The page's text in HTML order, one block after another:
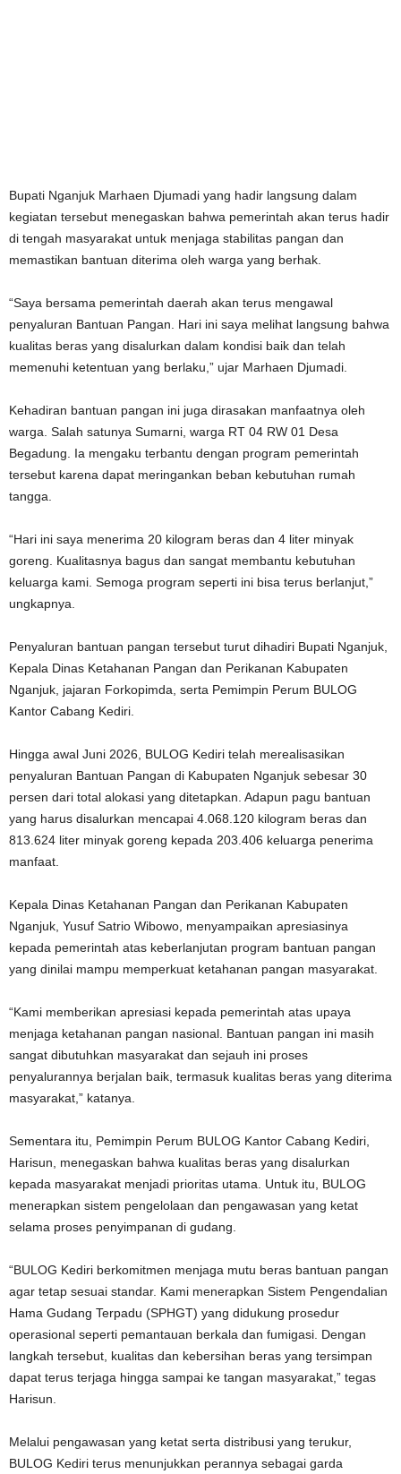
Bupati Nganjuk Marhaen Djumadi yang hadir langsung dalam
kegiatan tersebut menegaskan bahwa pemerintah akan terus hadir
di tengah masyarakat untuk menjaga stabilitas pangan dan
memastikan bantuan diterima oleh warga yang berhak.
“Saya bersama pemerintah daerah akan terus mengawal
penyaluran Bantuan Pangan. Hari ini saya melihat langsung bahwa
kualitas beras yang disalurkan dalam kondisi baik dan telah
memenuhi ketentuan yang berlaku,” ujar Marhaen Djumadi.
Kehadiran bantuan pangan ini juga dirasakan manfaatnya oleh
warga. Salah satunya Sumarni, warga RT 04 RW 01 Desa
Begadung. Ia mengaku terbantu dengan program pemerintah
tersebut karena dapat meringankan beban kebutuhan rumah
tangga.
“Hari ini saya menerima 20 kilogram beras dan 4 liter minyak
goreng. Kualitasnya bagus dan sangat membantu kebutuhan
keluarga kami. Semoga program seperti ini bisa terus berlanjut,”
ungkapnya.
Penyaluran bantuan pangan tersebut turut dihadiri Bupati Nganjuk,
Kepala Dinas Ketahanan Pangan dan Perikanan Kabupaten
Nganjuk, jajaran Forkopimda, serta Pemimpin Perum BULOG
Kantor Cabang Kediri.
Hingga awal Juni 2026, BULOG Kediri telah merealisasikan
penyaluran Bantuan Pangan di Kabupaten Nganjuk sebesar 30
persen dari total alokasi yang ditetapkan. Adapun pagu bantuan
yang harus disalurkan mencapai 4.068.120 kilogram beras dan
813.624 liter minyak goreng kepada 203.406 keluarga penerima
manfaat.
Kepala Dinas Ketahanan Pangan dan Perikanan Kabupaten
Nganjuk, Yusuf Satrio Wibowo, menyampaikan apresiasinya
kepada pemerintah atas keberlanjutan program bantuan pangan
yang dinilai mampu memperkuat ketahanan pangan masyarakat.
“Kami memberikan apresiasi kepada pemerintah atas upaya
menjaga ketahanan pangan nasional. Bantuan pangan ini masih
sangat dibutuhkan masyarakat dan sejauh ini proses
penyalurannya berjalan baik, termasuk kualitas beras yang diterima
masyarakat,” katanya.
Sementara itu, Pemimpin Perum BULOG Kantor Cabang Kediri,
Harisun, menegaskan bahwa kualitas beras yang disalurkan
kepada masyarakat menjadi prioritas utama. Untuk itu, BULOG
menerapkan sistem pengelolaan dan pengawasan yang ketat
selama proses penyimpanan di gudang.
“BULOG Kediri berkomitmen menjaga mutu beras bantuan pangan
agar tetap sesuai standar. Kami menerapkan Sistem Pengendalian
Hama Gudang Terpadu (SPHGT) yang didukung prosedur
operasional seperti pemantauan berkala dan fumigasi. Dengan
langkah tersebut, kualitas dan kebersihan beras yang tersimpan
dapat terus terjaga hingga sampai ke tangan masyarakat,” tegas
Harisun.
Melalui pengawasan yang ketat serta distribusi yang terukur,
BULOG Kediri terus menunjukkan perannya sebagai garda